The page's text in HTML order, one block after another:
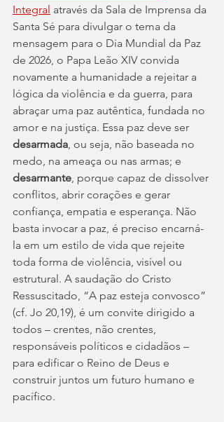
Integral através da Sala de Imprensa da
Santa Sé para divulgar o tema da
mensagem para o Dia Mundial da Paz
de 2026, o Papa Leão XIV convida
novamente a humanidade a rejeitar a
lógica da violência e da guerra, para
abraçar uma paz autêntica, fundada no
amor e na justiça. Essa paz deve ser
desarmada , ou seja, não baseada no
medo, na ameaça ou nas armas; e
desarmante , porque capaz de dissolver
conflitos, abrir corações e gerar
confiança, empatia e esperança. Não
basta invocar a paz, é preciso encarná-
la em um estilo de vida que rejeite
toda forma de violência, visível ou
estrutural. A saudação do Cristo
Ressuscitado, “A paz esteja convosco”
(cf. Jo 20,19), é um convite dirigido a
todos – crentes, não crentes,
responsáveis políticos e cidadãos –
para edificar o Reino de Deus e
construir juntos um futuro humano e
pacífico.